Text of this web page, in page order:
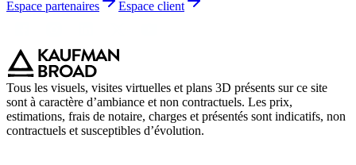
Espace partenaires
Espace client
Tous les visuels, visites virtuelles et plans 3D présents sur ce site
sont à caractère d’ambiance et non contractuels. Les prix,
estimations, frais de notaire, charges et présentés sont indicatifs, non
contractuels et susceptibles d’évolution.